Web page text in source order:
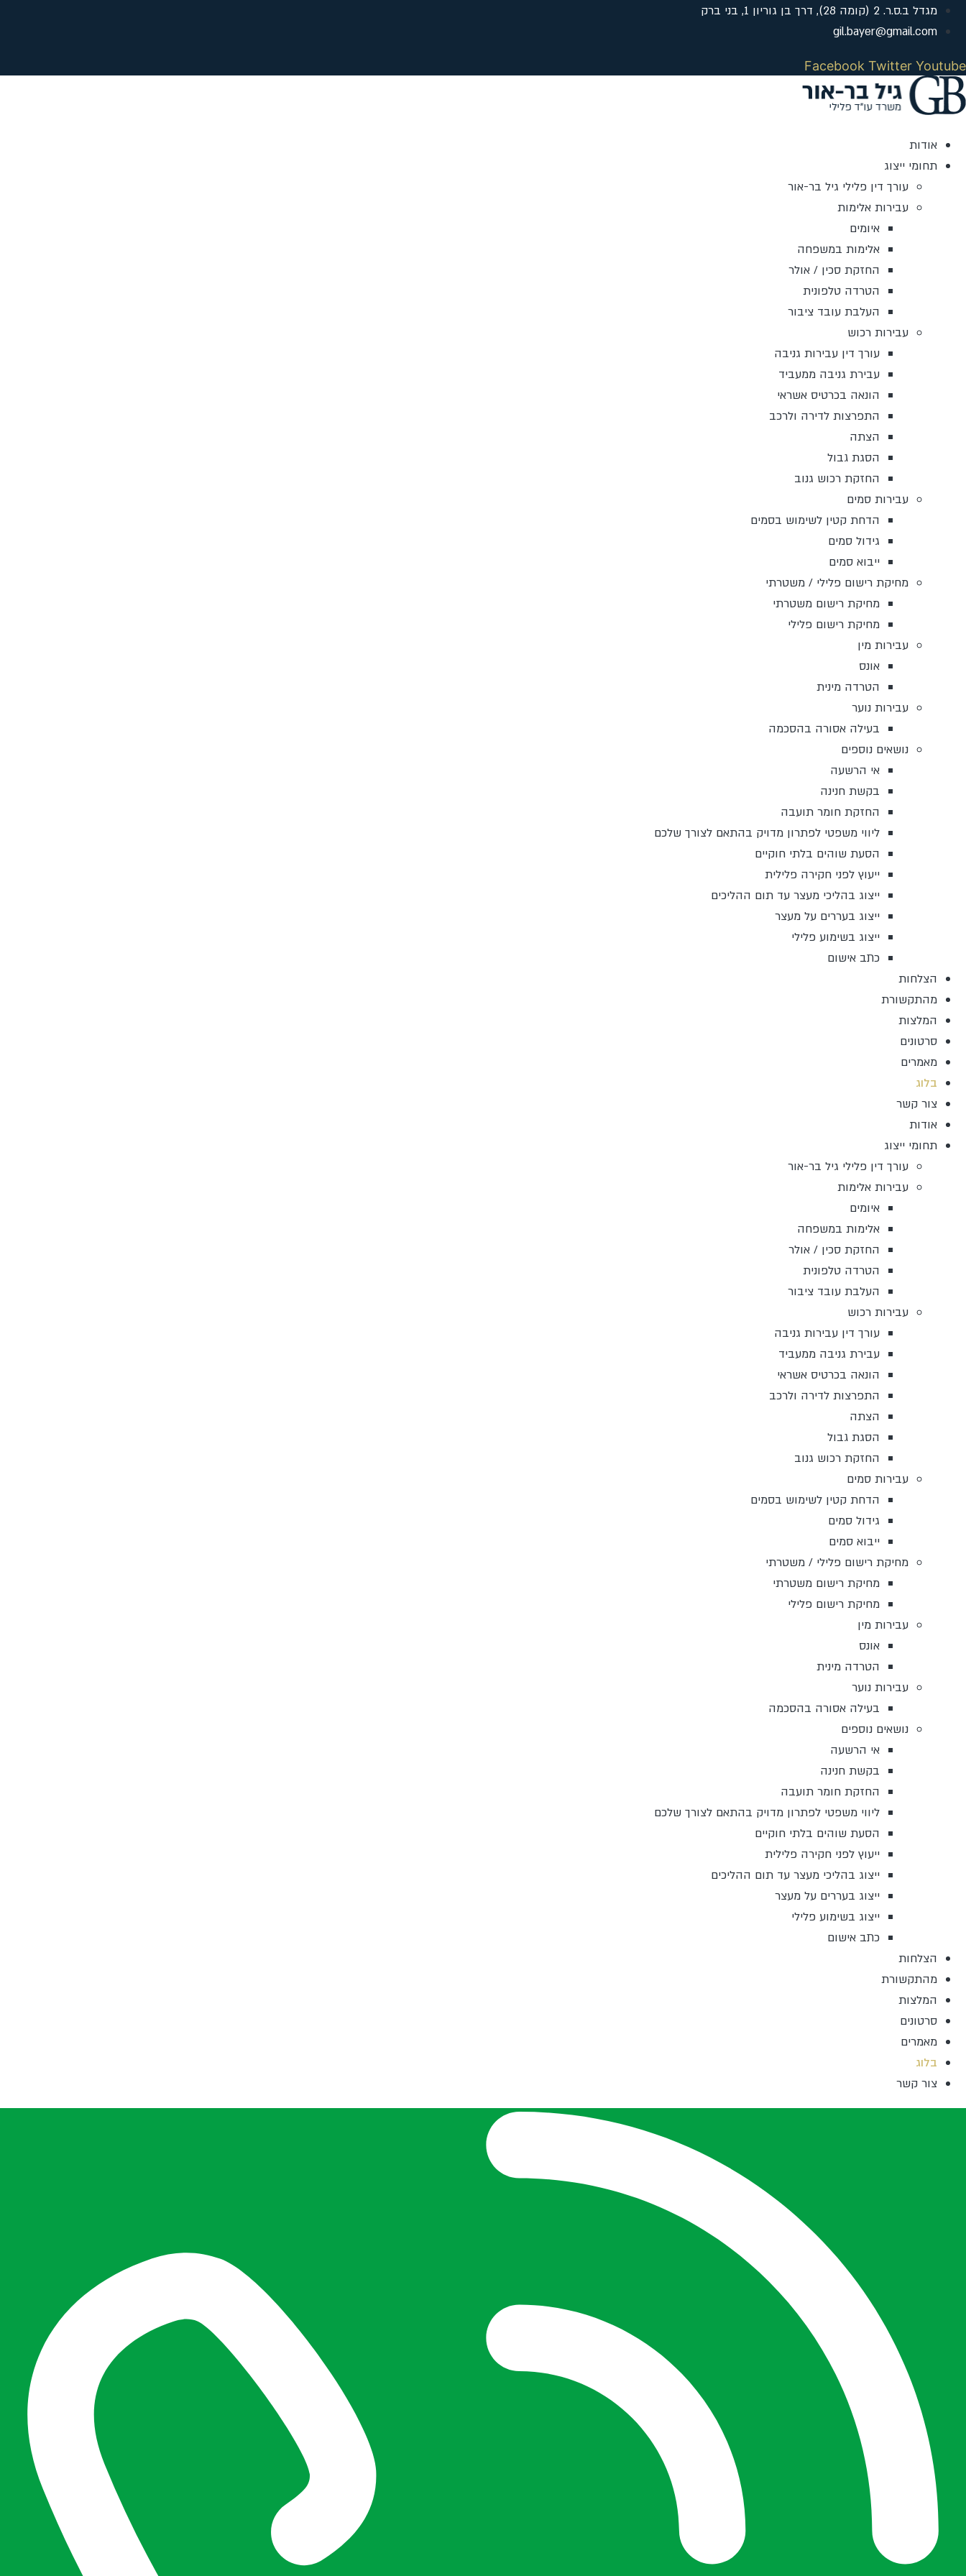
דלג
לתוכן
מגדל ב.ס.ר. 2 (קומה 28), דרך בן גוריון 1, בני ברק
gil.bayer@gmail.com
Facebook Twitter Youtube
אודות
תחומי ייצוג
עורך דין פלילי גיל בר-אור
עבירות אלימות
איומים
אלימות במשפחה
החזקת סכין / אולר
הטרדה טלפונית
העלבת עובד ציבור
עבירות רכוש
עורך דין עבירות גניבה
עבירת גניבה ממעביד
הונאה בכרטיס אשראי
התפרצות לדירה ולרכב
הצתה
הסגת גבול
החזקת רכוש גנוב
עבירות סמים
הדחת קטין לשימוש בסמים
גידול סמים
ייבוא סמים
מחיקת רישום פלילי / משטרתי
מחיקת רישום משטרתי
מחיקת רישום פלילי
עבירות מין
אונס
הטרדה מינית
עבירות נוער
בעילה אסורה בהסכמה
נושאים נוספים
אי הרשעה
בקשת חנינה
החזקת חומר תועבה
ליווי משפטי לפתרון מדויק בהתאם לצורך שלכם
הסעת שוהים בלתי חוקיים
ייעוץ לפני חקירה פלילית
ייצוג בהליכי מעצר עד תום ההליכים
ייצוג בעררים על מעצר
ייצוג בשימוע פלילי
כתב אישום
הצלחות
מהתקשורת
המלצות
סרטונים
מאמרים
בלוג
צור קשר
אודות
תחומי ייצוג
עורך דין פלילי גיל בר-אור
עבירות אלימות
איומים
אלימות במשפחה
החזקת סכין / אולר
הטרדה טלפונית
העלבת עובד ציבור
עבירות רכוש
עורך דין עבירות גניבה
עבירת גניבה ממעביד
הונאה בכרטיס אשראי
התפרצות לדירה ולרכב
הצתה
הסגת גבול
החזקת רכוש גנוב
עבירות סמים
הדחת קטין לשימוש בסמים
גידול סמים
ייבוא סמים
מחיקת רישום פלילי / משטרתי
מחיקת רישום משטרתי
מחיקת רישום פלילי
עבירות מין
אונס
הטרדה מינית
עבירות נוער
בעילה אסורה בהסכמה
נושאים נוספים
אי הרשעה
בקשת חנינה
החזקת חומר תועבה
ליווי משפטי לפתרון מדויק בהתאם לצורך שלכם
הסעת שוהים בלתי חוקיים
ייעוץ לפני חקירה פלילית
ייצוג בהליכי מעצר עד תום ההליכים
ייצוג בעררים על מעצר
ייצוג בשימוע פלילי
כתב אישום
הצלחות
מהתקשורת
המלצות
סרטונים
מאמרים
בלוג
צור קשר